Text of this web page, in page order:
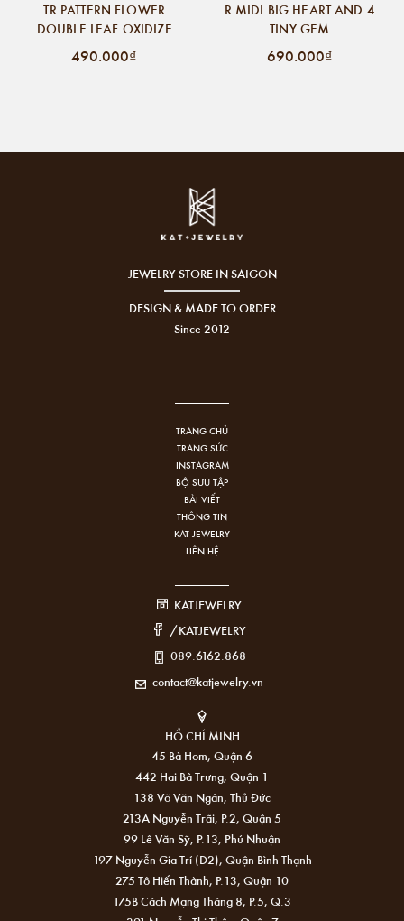
TR PATTERN FLOWER
DOUBLE LEAF OXIDIZE
490.000₫
R MIDI BIG HEART AND 4
TINY GEM
690.000₫
JEWELRY STORE IN SAIGON
DESIGN & MADE TO ORDER
Since 2012
TRANG CHỦ
TRANG SỨC
INSTAGRAM
BỘ SƯU TẬP
BÀI VIẾT
THÔNG TIN
KAT JEWELRY
LIÊN HỆ
KATJEWELRY
/KATJEWELRY
089.6162.868
contact@katjewelry.vn
HỒ CHÍ MINH
45 Bà Hom, Quận 6
442 Hai Bà Trưng, Quận 1
138 Võ Văn Ngân, Thủ Đức
213A Nguyễn Trãi, P.2, Quận 5
99 Lê Văn Sỹ, P.13, Phú Nhuận
197 Nguyễn Gia Trí (D2), Quận Bình Thạnh
275 Tô Hiến Thành, P.13, Quận 10
175B Cách Mạng Tháng 8, P.5, Q.3